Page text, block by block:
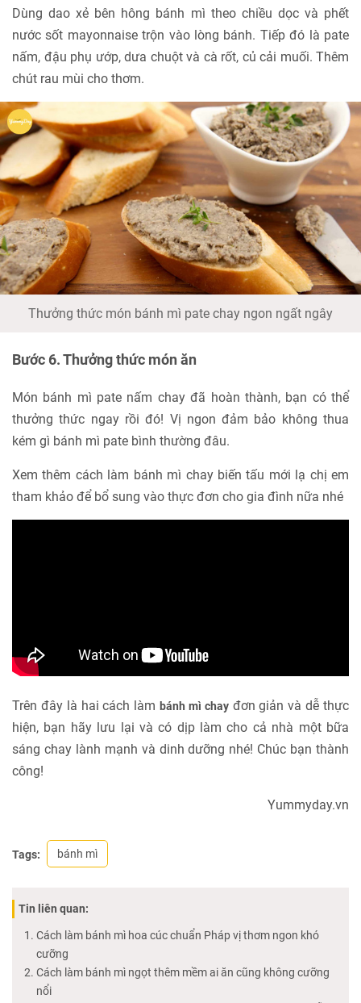
Dùng dao xẻ bên hông bánh mì theo chiều dọc và phết
nước sốt mayonnaise trộn vào lòng bánh. Tiếp đó là pate
nấm, đậu phụ ướp, dưa chuột và cà rốt, củ cải muối. Thêm
chút rau mùi cho thơm.
Thưởng thức món bánh mì pate chay ngon ngất ngây
Bước 6. Thưởng thức món ăn
Món bánh mì pate nấm chay đã hoàn thành, bạn có thể
thưởng thức ngay rồi đó! Vị ngon đảm bảo không thua
kém gì bánh mì pate bình thường đâu.
Xem thêm cách làm bánh mì chay biến tấu mới lạ chị em
tham khảo để bổ sung vào thực đơn cho gia đình nữa nhé
Trên đây là hai cách làmbánh mì chayđơn giản và dễ thực
hiện, bạn hãy lưu lại và có dịp làm cho cả nhà một bữa
sáng chay lành mạnh và dinh dưỡng nhé! Chúc bạn thành
công!
Yummyday.vn
Tags: bánh mì
Tin liên quan:
Cách làm bánh mì hoa cúc chuẩn Pháp vị thơm ngon khó
cưỡng
Cách làm bánh mì ngọt thêm mềm ai ăn cũng không cưỡng
nổi